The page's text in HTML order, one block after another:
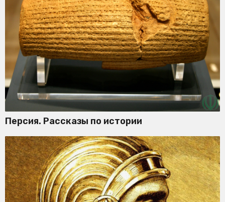
Персия. Рассказы по истории